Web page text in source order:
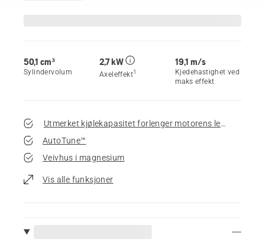
50,1 cm³
Sylindervolum
2,7 kW
Axeleffekt1
19,1 m/s
Kjedehastighet ved
maks effekt
Utmerket kjølekapasitet forlenger motorens levetid
AutoTune™
Veivhus i magnesium
Vis alle funksjoner